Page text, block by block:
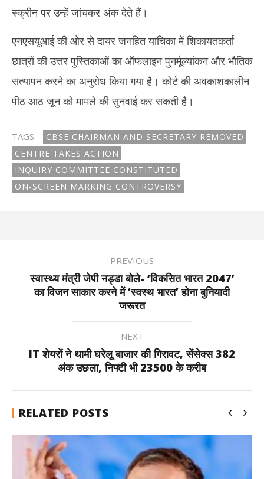
स्क्रीन पर उन्हें जांचकर अंक देते हैं।
एनएसयूआई की ओर से दायर जनहित याचिका में शिकायतकर्ता
छात्रों की उत्तर पुस्तिकाओं का ऑफलाइन पुनर्मूल्यांकन और भौतिक
सत्यापन करने का अनुरोध किया गया है। कोर्ट की अवकाशकालीन
पीठ आठ जून को मामले की सुनवाई कर सकती है।
TAGS:
CBSE CHAIRMAN AND SECRETARY REMOVED
CENTRE TAKES ACTION
INQUIRY COMMITTEE CONSTITUTED
ON-SCREEN MARKING CONTROVERSY
PREVIOUS
स्वास्थ्य मंत्री जेपी नड्डा बोले- ‘विकसित भारत 2047’
का विजन साकार करने में ‘स्वस्थ भारत’ होना बुनियादी
जरूरत
NEXT
IT शेयरों ने थामी घरेलू बाजार की गिरावट, सेंसेक्स 382
अंक उछला, निफ्टी भी 23500 के करीब
RELATED POSTS